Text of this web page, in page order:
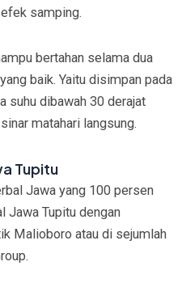
samping.
bertahan selama dua
baik. Yaitu disimpan pada
suhu dibawah 30 derajat
matahari langsung.
Tupitu
Jawa yang 100 persen
Jawa Tupitu dengan
Malioboro atau di sejumlah